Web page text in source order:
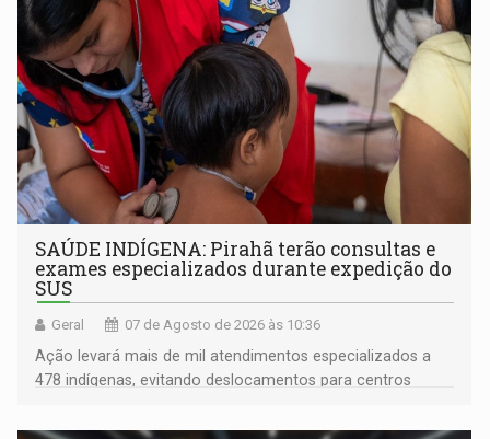
SAÚDE INDÍGENA: Pirahã terão consultas e
exames especializados durante expedição do
SUS
Geral 07 de Agosto de 2026 às 10:36
Ação levará mais de mil atendimentos especializados a
478 indígenas, evitando deslocamentos para centros